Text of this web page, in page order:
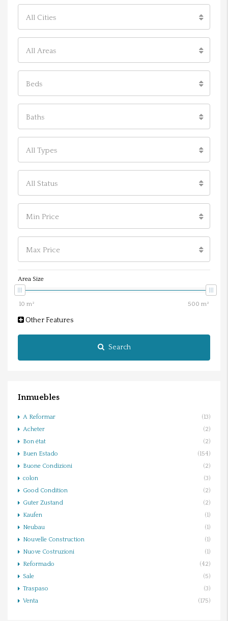
All Cities
All Areas
Beds
Baths
All Types
All Status
Min Price
Max Price
Area Size
Other Features
Search
Inmuebles
A Reformar
(13)
Acheter
(2)
Bon état
(2)
Buen Estado
(154)
Buone Condizioni
(2)
colon
(3)
Good Condition
(2)
Guter Zustand
(2)
Kaufen
(1)
Neubau
(1)
Nouvelle Construction
(1)
Nuove Costruzioni
(1)
Reformado
(42)
Sale
(5)
Traspaso
(3)
Venta
(175)